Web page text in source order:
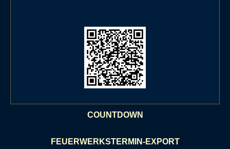
COUNTDOWN
FEUERWERKSTERMIN-EXPORT